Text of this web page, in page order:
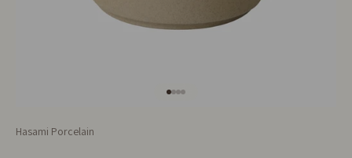
Hasami Porcelain